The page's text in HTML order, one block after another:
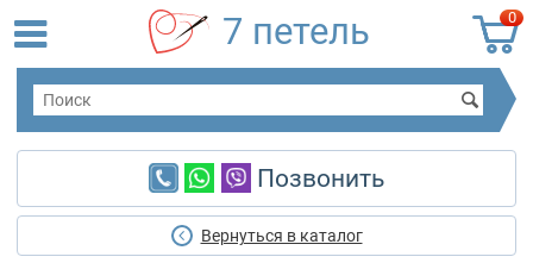
0
7 петель
Позвонить
Вернуться в каталог